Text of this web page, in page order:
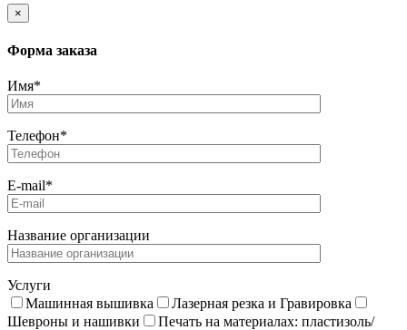
×
Форма заказа
Имя*
Телефон*
E-mail*
Название организации
Услуги
Машинная вышивка
Лазерная резка и Гравировка
Шевроны и нашивки
Печать на материалах: пластизоль/